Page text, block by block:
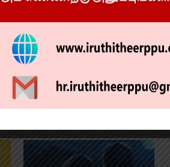
TVK அரசை விமர்சனம் செய்யும் படமா?!